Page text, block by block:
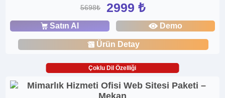
5698₺ 2999 ₺
Satın Al Demo
Ürün Detay
Çoklu Dil Özelliği